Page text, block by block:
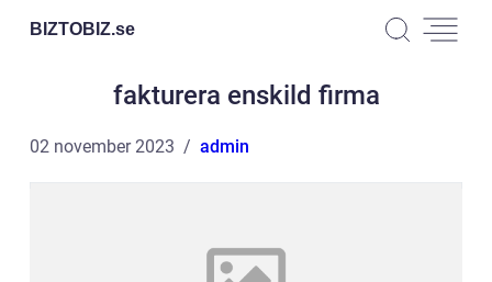
BIZTOBIZ.se
fakturera enskild firma
02 november 2023 admin